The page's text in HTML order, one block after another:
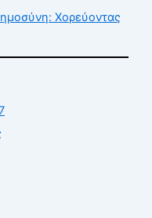
Χορεύοντας